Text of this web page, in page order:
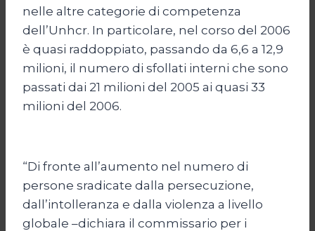
nelle altre categorie di competenza
dell’Unhcr. In particolare, nel corso del 2006
è quasi raddoppiato, passando da 6,6 a 12,9
milioni, il numero di sfollati interni che sono
passati dai 21 milioni del 2005 ai quasi 33
milioni del 2006.
“Di fronte all’aumento nel numero di
persone sradicate dalla persecuzione,
dall’intolleranza e dalla violenza a livello
globale –dichiara il commissario per i